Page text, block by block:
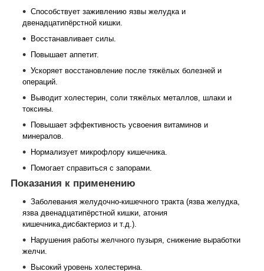
Способствует заживлению язвы желудка и
двенадцатипёрстной кишки.
Восстанавливает силы.
Повышает аппетит.
Ускоряет восстановление после тяжёлых болезней и
операций.
Выводит холестерин, соли тяжёлых металлов, шлаки и
токсины.
Повышает эффективность усвоения витаминов и
минералов.
Нормализует микрофлору кишечника.
Помогает справиться с запорами.
Показания к применению
Заболевания желудочно-кишечного тракта (язва желудка,
язва двенадцатипёрстной кишки, атония
кишечника,дисбактериоз и т.д.).
Нарушения работы желчного пузыря, снижение выработки
желчи.
Высокий уровень холестерина.